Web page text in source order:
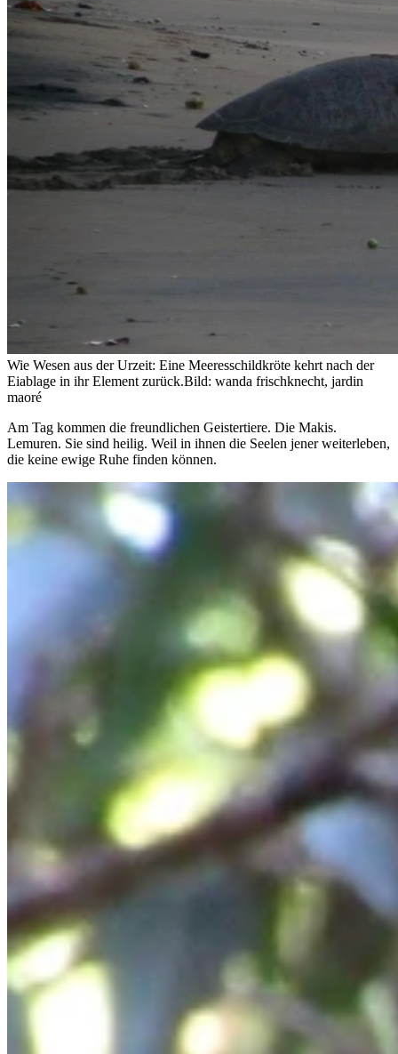
Wie Wesen aus der Urzeit: Eine Meeresschildkröte kehrt nach der
Eiablage in ihr Element zurück.Bild: wanda frischknecht, jardin
maoré
Am Tag kommen die freundlichen Geistertiere. Die Makis.
Lemuren. Sie sind heilig. Weil in ihnen die Seelen jener weiterleben,
die keine ewige Ruhe finden können.